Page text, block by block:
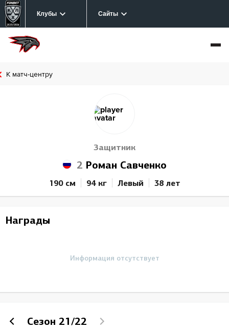
Клубы Сайты
К матч-центру
Защитник
2 Роман Савченко
190 см 94 кг Левый 38 лет
Награды
Информация отсутствует
Сезон 21/22